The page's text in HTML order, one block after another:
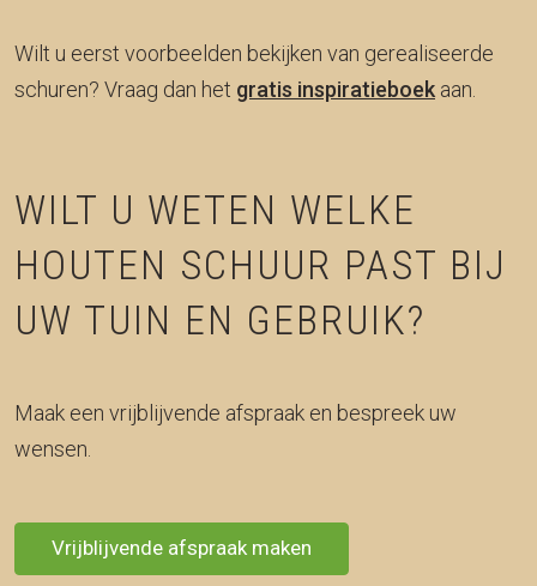
Wilt u eerst voorbeelden bekijken van gerealiseerde
schuren? Vraag dan het gratis inspiratieboek aan.
WILT U WETEN WELKE
HOUTEN SCHUUR PAST BIJ
UW TUIN EN GEBRUIK?
Maak een vrijblijvende afspraak en bespreek uw
wensen.
Vrijblijvende afspraak maken